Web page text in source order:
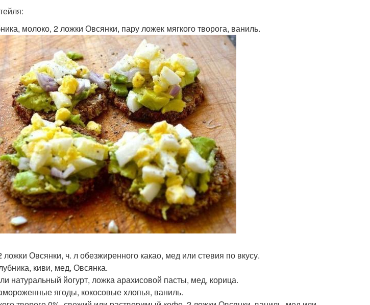
молоко, 2 ложки Овсянки, пару ложек мягкого творога, ваниль.
Овсянки, ч. л обезжиренного какао, мед или стевия по вкусу.
киви, мед, Овсянка.
натуральный йогурт, ложка арахисовой пасты, мед, корица.
ягоды, кокосовые хлопья, ваниль.